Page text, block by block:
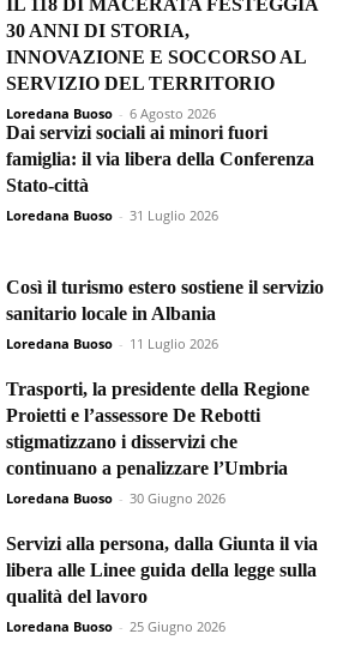
IL 118 DI MACERATA FESTEGGIA
30 ANNI DI STORIA,
INNOVAZIONE E SOCCORSO AL
SERVIZIO DEL TERRITORIO
Loredana Buoso - 6 Agosto 2026
Dai servizi sociali ai minori fuori
famiglia: il via libera della Conferenza
Stato-città
Loredana Buoso - 31 Luglio 2026
Così il turismo estero sostiene il servizio
sanitario locale in Albania
Loredana Buoso - 11 Luglio 2026
Trasporti, la presidente della Regione
Proietti e l’assessore De Rebotti
stigmatizzano i disservizi che
continuano a penalizzare l’Umbria
Loredana Buoso - 30 Giugno 2026
Servizi alla persona, dalla Giunta il via
libera alle Linee guida della legge sulla
qualità del lavoro
Loredana Buoso - 25 Giugno 2026